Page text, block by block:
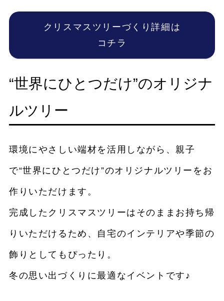
クリスマスツリーづくり詳細は
コチラ
“世界にひとつだけ”のオリジナ
ルツリー
環境にやさしい端材を活用しながら、親子
で“世界にひとつだけ”のオリジナルツリーをお
作りいただけます。
完成したクリスマスツリーはそのままお持ち帰
りいただけるため、自宅のインテリアや季節の
飾りとしてもぴったり。
冬の思い出づくりに最適なイベントです♪